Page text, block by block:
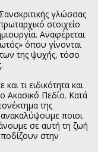
γλώσσας
στοιχείο
Αναφέρεται
όπου γίνονται
της ψυχής, τόσο
τι ειδικότητα και
Ακασικό Πεδίο. Κατά
της
ποιοι
σε αυτή τη ζωή
στην